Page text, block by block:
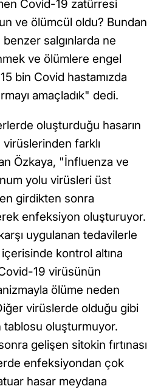
Covid-19 zatürresi
ve ölümcül oldu? Bundan
salgınlarda ne
ve ölümlere engel
bin Covid hastamızda
amaçladık" dedi.
oluşturduğu hasarın
farklı
Özkaya, "İnfluenza ve
yolu virüsleri üst
girdikten sonra
enfeksiyon oluşturuyor.
uygulanan tedavilerle
kontrol altına
19 virüsünün
ölüme neden
virüslerde olduğu gibi
oluşturmuyor.
gelişen sitokin fırtınası
enfeksiyondan çok
hasar meydana